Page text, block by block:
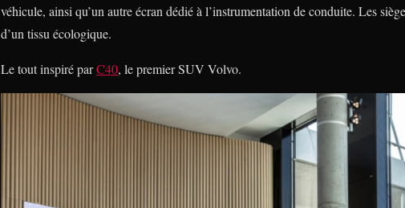
véhicule, ainsi qu’un autre écran dédié à l’instrumentation de conduite. Les
d’un tissu écologique.
Le tout inspiré parC40, le premier SUV Volvo.